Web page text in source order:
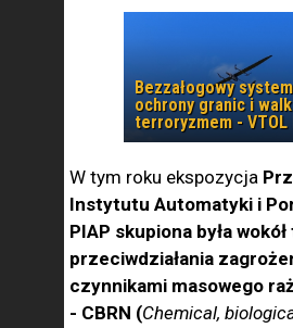
Bezzałogowy system
ochrony granic i
terroryzmem - VTOL
W tym roku ekspozycja
Instytutu Automatyki i
PIAP skupiona była
przeciwdziałania
czynnikami masowego
- CBRN (Chemical,